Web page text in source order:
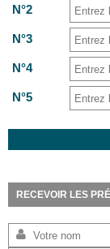
N°2
N°3
N°4
N°5
RECEVOIR LES